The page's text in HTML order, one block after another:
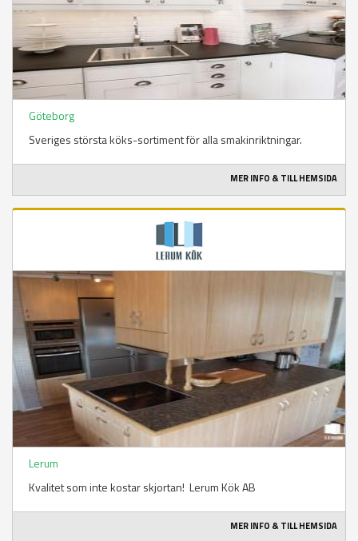
Göteborg
Sveriges största köks-sortiment för alla smakinriktningar.
MER INFO & TILL HEMSIDA
Lerum
Kvalitet som inte kostar skjortan! Lerum Kök AB
MER INFO & TILL HEMSIDA